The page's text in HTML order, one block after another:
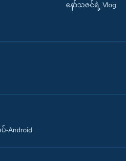
နော်သဇင်ရဲ့ Vlog